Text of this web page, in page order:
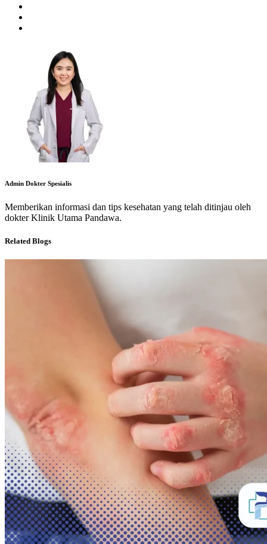
Admin Dokter Spesialis
Memberikan informasi dan tips kesehatan yang telah ditinjau oleh
dokter Klinik Utama Pandawa.
Related Blogs